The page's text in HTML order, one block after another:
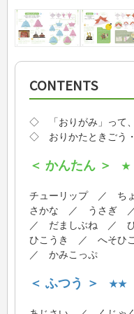
CONTENTS
◇ 「おりがみ」って
◇ おりかたときごう
＜ かんたん ＞ ★
チューリップ ／
さかな ／ うさぎ
／ だましぶね ／
ひこうき ／ へそひ
／ かみこっぷ
＜ ふつう ＞ ★★